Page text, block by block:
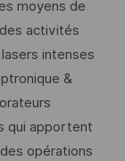
moyens de
activités
intenses
&
qui apportent
opérations